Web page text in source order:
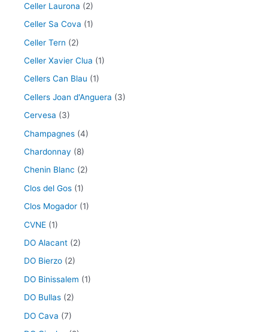
Celler Laurona (2)
Celler Sa Cova (1)
Celler Tern (2)
Celler Xavier Clua (1)
Cellers Can Blau (1)
Cellers Joan d'Anguera (3)
Cervesa (3)
Champagnes (4)
Chardonnay (8)
Chenin Blanc (2)
Clos del Gos (1)
Clos Mogador (1)
CVNE (1)
DO Alacant (2)
DO Bierzo (2)
DO Binissalem (1)
DO Bullas (2)
DO Cava (7)